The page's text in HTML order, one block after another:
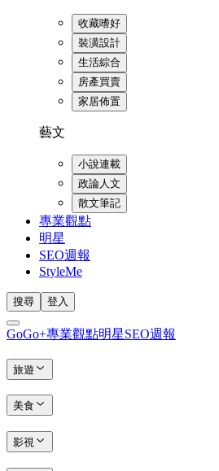
收藏嗜好
裝潢設計
生活綜合
房產買賣
家居佈置
藝文
小說連載
政論人文
散文筆記
專業觀點
明星
SEO週報
StyleMe
搜尋 登入
GoGo+專業觀點明星SEO週報
旅遊
美食
影視